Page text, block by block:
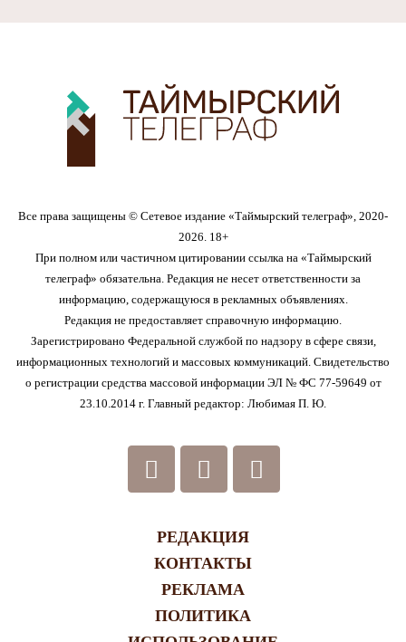
Все права защищены © Сетевое издание «Таймырский телеграф», 2020-
2026. 18+
При полном или частичном цитировании ссылка на «Таймырский
телеграф» обязательна. Редакция не несет ответственности за
информацию, содержащуюся в рекламных объявлениях.
Редакция не предоставляет справочную информацию.
Зарегистрировано Федеральной службой по надзору в сфере связи,
информационных технологий и массовых коммуникаций. Свидетельство
о регистрации средства массовой информации ЭЛ № ФС 77-59649 от
23.10.2014 г. Главный редактор: Любимая П. Ю.
РЕДАКЦИЯ
КОНТАКТЫ
РЕКЛАМА
ПОЛИТИКА